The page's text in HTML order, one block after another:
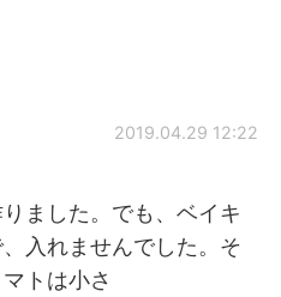
2019.04.29 12:22
ました。でも、ベイキ
入れませんでした。そ
トは小さ